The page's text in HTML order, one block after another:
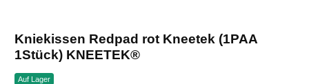
Kniekissen Redpad rot Kneetek (1PAA
1Stück) KNEETEK®
Auf Lager